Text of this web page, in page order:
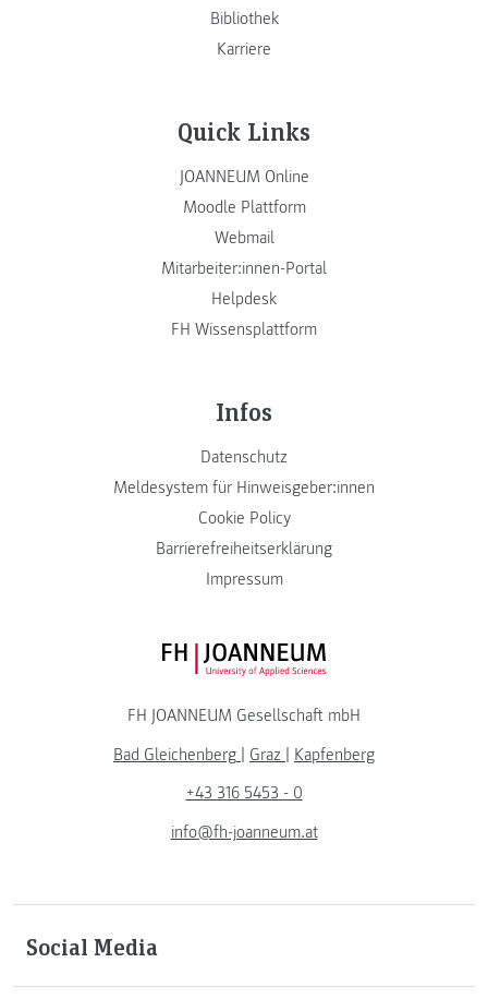
Bibliothek
Karriere
Quick Links
JOANNEUM Online
Moodle Plattform
Webmail
Mitarbeiter:innen-Portal
Helpdesk
FH Wissensplattform
Infos
Datenschutz
Meldesystem für Hinweisgeber:innen
Cookie Policy
Barrierefreiheitserklärung
Impressum
FH JOANNEUM Logo
FH JOANNEUM Gesellschaft mbH
Bad Gleichenberg | Graz | Kapfenberg
+43 316 5453 - 0
info@fh-joanneum.at
Social Media